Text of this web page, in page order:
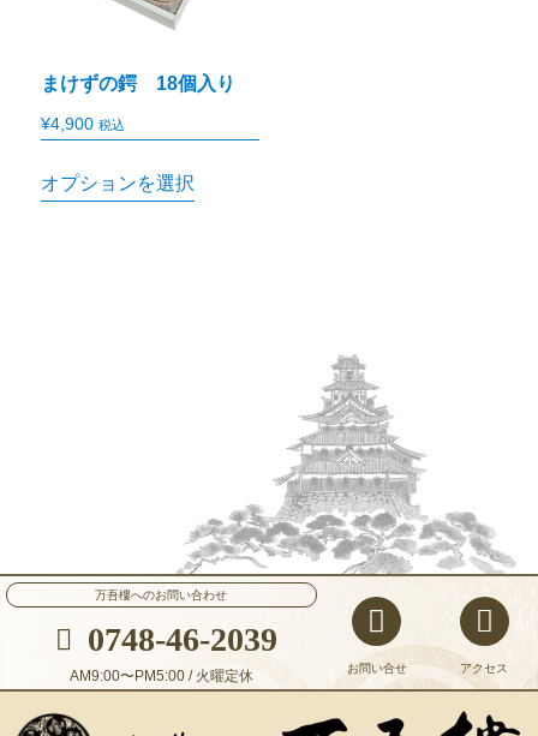
まけずの鍔 18個入り
¥4,900 税込
オプションを選択
万吾樓へのお問い合わせ
0748-46-2039
AM9:00〜PM5:00 / 火曜定休 お問い合せ アクセス